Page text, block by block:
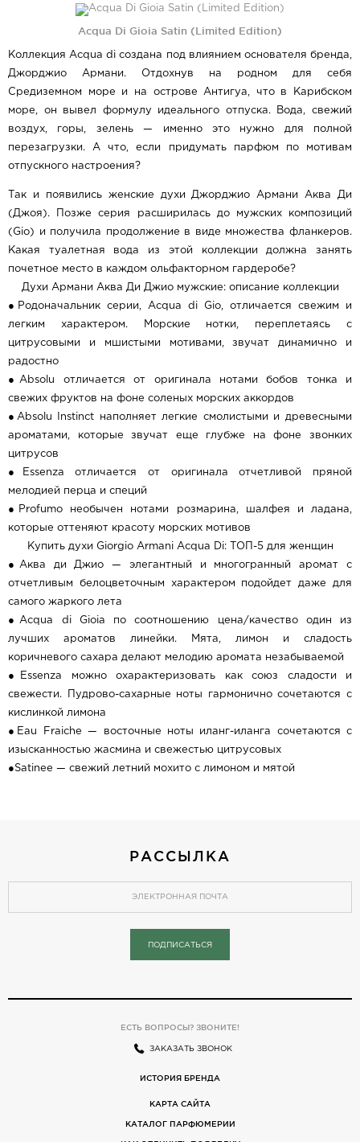
Acqua Di Gioia Satin (Limited Edition)
Коллекция Acqua di создана под влиянием основателя бренда,
Джорджио Армани. Отдохнув на родном для себя
Средиземном море и на острове Антигуа, что в Карибском
море, он вывел формулу идеального отпуска. Вода, свежий
воздух, горы, зелень — именно это нужно для полной
перезагрузки. А что, если придумать парфюм по мотивам
отпускного настроения?
Так и появились женские духи Джорджио Армани Аква Ди
(Джоя). Позже серия расширилась до мужских композиций
(Gio) и получила продолжение в виде множества фланкеров.
Какая туалетная вода из этой коллекции должна занять
почетное место в каждом ольфакторном гардеробе?
Духи Армани Аква Ди Джио мужские: описание коллекции
●Родоначальник серии, Acqua di Gio, отличается свежим и
легким характером. Морские нотки, переплетаясь с
цитрусовыми и мшистыми мотивами, звучат динамично и
радостно
●Absolu отличается от оригинала нотами бобов тонка и
свежих фруктов на фоне соленых морских аккордов
●Absolu Instinct наполняет легкие смолистыми и древесными
ароматами, которые звучат еще глубже на фоне звонких
цитрусов
●Essenza отличается от оригинала отчетливой пряной
мелодией перца и специй
●Profumo необычен нотами розмарина, шалфея и ладана,
которые оттеняют красоту морских мотивов
Купить духи Giorgio Armani Acqua Di: ТОП-5 для женщин
●Аква ди Джио — элегантный и многогранный аромат с
отчетливым белоцветочным характером подойдет даже для
самого жаркого лета
●Acqua di Gioia по соотношению цена/качество один из
лучших ароматов линейки. Мята, лимон и сладость
коричневого сахара делают мелодию аромата незабываемой
●Essenza можно охарактеризовать как союз сладости и
свежести. Пудрово-сахарные ноты гармонично сочетаются с
кислинкой лимона
●Eau Fraiche — восточные ноты иланг-иланга сочетаются с
изысканностью жасмина и свежестью цитрусовых
●Satinee — свежий летний мохито с лимоном и мятой
РАССЫЛКА
ПОДПИСАТЬСЯ
ЕСТЬ ВОПРОСЫ? ЗВОНИТЕ!
ЗАКАЗАТЬ ЗВОНОК
ИСТОРИЯ БРЕНДА
КАРТА САЙТА
КАТАЛОГ ПАРФЮМЕРИИ